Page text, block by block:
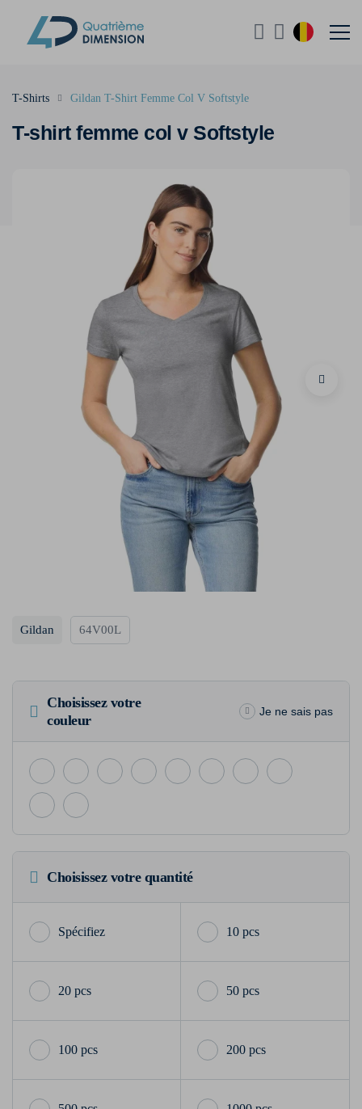
T-shirt femme col v Softstyle
T-Shirts Gildan T-Shirt Femme Col V Softstyle
Gildan 64V00L
Choisissez votre
couleur
Je ne sais pas
Choisissez votre quantité
10 pcs
20 pcs 50 pcs
100 pcs 200 pcs